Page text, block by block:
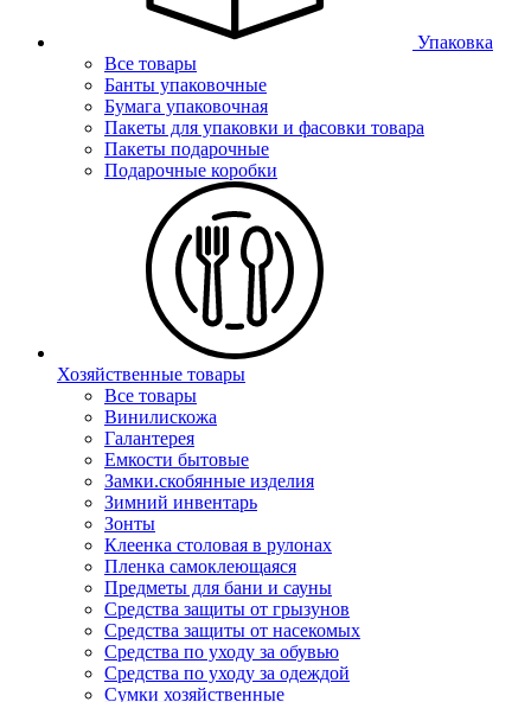
Упаковка
Все товары
Банты упаковочные
Бумага упаковочная
Пакеты для упаковки и фасовки товара
Пакеты подарочные
Подарочные коробки
Хозяйственные товары
Все товары
Винилискожа
Галантерея
Емкости бытовые
Замки.скобянные изделия
Зимний инвентарь
Зонты
Клеенка столовая в рулонах
Пленка самоклеющаяся
Предметы для бани и сауны
Средства защиты от грызунов
Средства защиты от насекомых
Средства по уходу за обувью
Средства по уходу за одеждой
Сумки хозяйственные